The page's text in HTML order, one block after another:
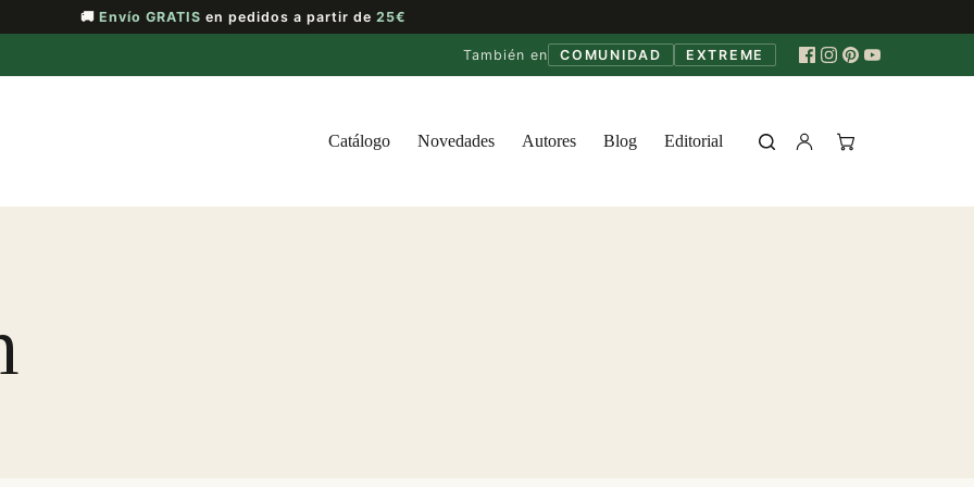
🚚Envío GRATIS en pedidos a partir de 25€
También en COMUNIDAD EXTREME
Catálogo
Novedades Autores Blog Editorial